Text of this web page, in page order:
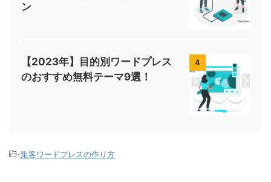
ン
4
【2023年】目的別ワードプレス
のおすすめ無料テーマ9選！
-集客ワードプレスの作り方